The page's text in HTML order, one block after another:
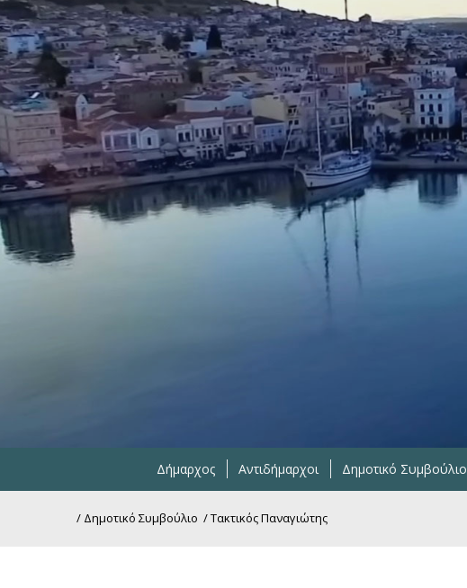
Δήμαρχος Αντιδήμαρχοι Δημοτικό Συμβούλιο
/ Δημοτικό Συμβούλιο /Τακτικός Παναγιώτης